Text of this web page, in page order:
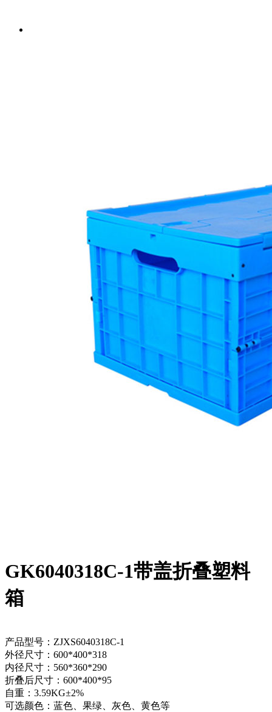
GK6040318C-1带盖折叠塑料
箱
产品型号：ZJXS6040318C-1
外径尺寸：600*400*318
内径尺寸：560*360*290
折叠后尺寸：600*400*95
自重：3.59KG±2%
可选颜色：蓝色、果绿、灰色、黄色等